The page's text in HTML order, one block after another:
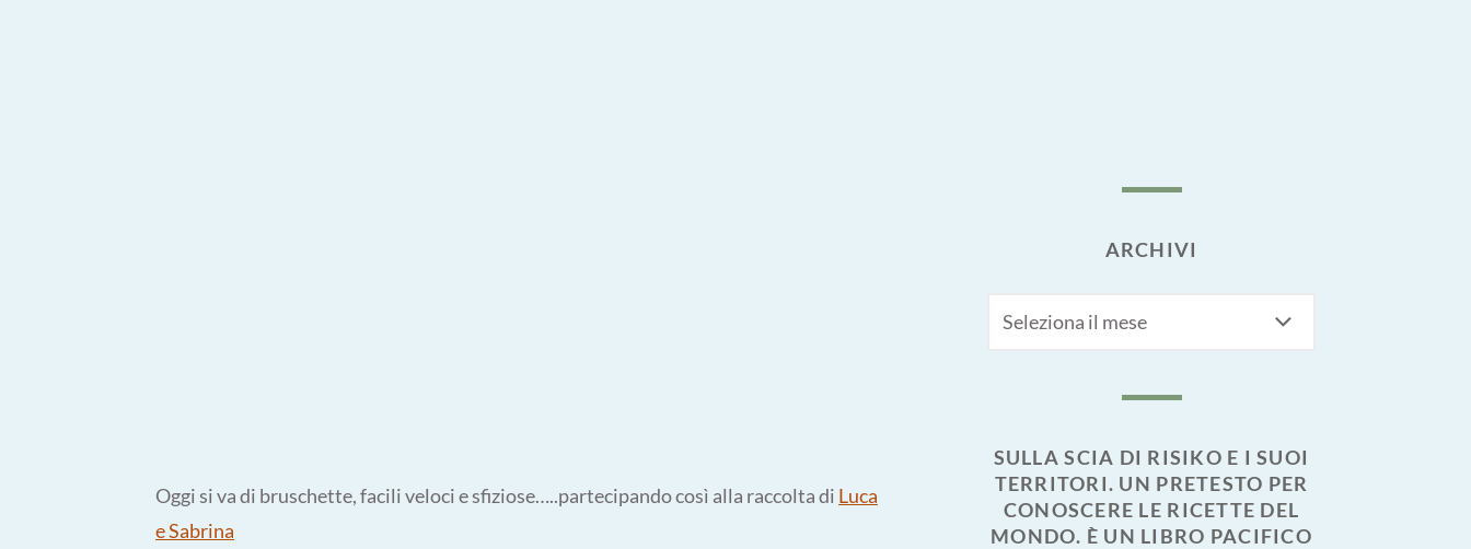
Oggi si va di bruschette, facili veloci e sfiziose…..partecipando così alla raccolta di Luca
e Sabrina
ARCHIVI
SULLA SCIA DI RISIKO E I SUOI
TERRITORI. UN PRETESTO PER
CONOSCERE LE RICETTE DEL
MONDO. È UN LIBRO PACIFICO